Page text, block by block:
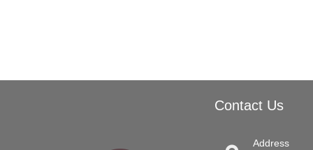
Contact Us
Address